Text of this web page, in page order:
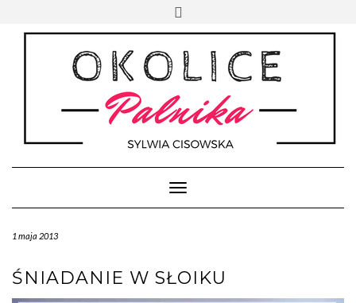
content
Toggle Navigation
1 maja 2013
ŚNIADANIE W SŁOIKU